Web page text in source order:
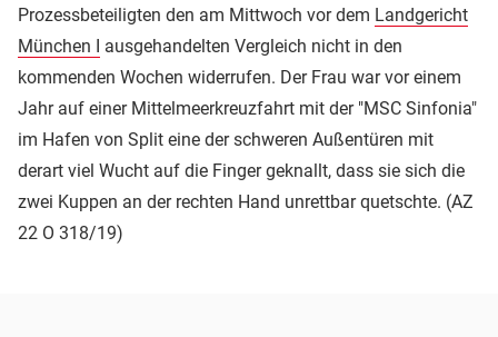
Prozessbeteiligten den am Mittwoch vor dem Landgericht
München I ausgehandelten Vergleich nicht in den
kommenden Wochen widerrufen. Der Frau war vor einem
Jahr auf einer Mittelmeerkreuzfahrt mit der "MSC Sinfonia"
im Hafen von Split eine der schweren Außentüren mit
derart viel Wucht auf die Finger geknallt, dass sie sich die
zwei Kuppen an der rechten Hand unrettbar quetschte. (AZ
22 O 318/19)